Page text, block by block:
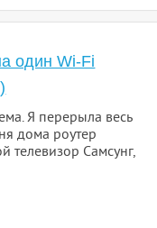
один Wi-Fi
Я перерыла весь
дома роутер
телевизор Самсунг,